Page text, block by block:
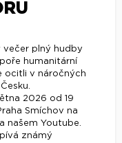
večer plný hudby
humanitární
ocitli v náročných
2026 od 19
Smíchov na
našem Youtube.
známý